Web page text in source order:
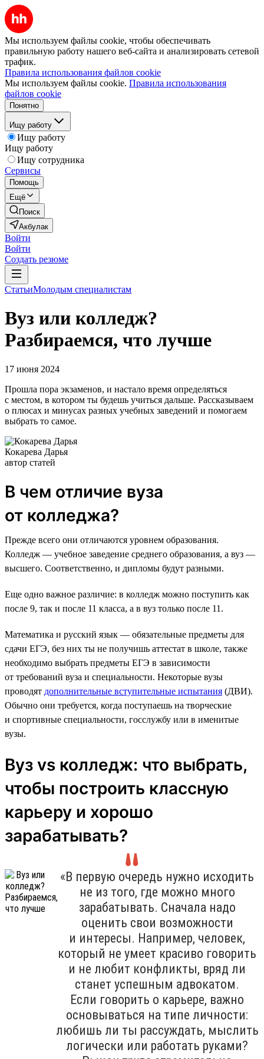
Мы используем файлы cookie, чтобы обеспечивать
правильную работу нашего веб-сайта и анализировать сетевой
трафик.
Правила использования файлов cookie
Мы используем файлы cookie. Правила использования
файлов cookie
Понятно
Ищу работу
Ищу работу
Ищу работу
Ищу сотрудника
Сервисы
Помощь
Ещё
Поиск
Акбулак
Войти
Войти
Создать резюме
СтатьиМолодым специалистам
Вуз или колледж?
Разбираемся, что лучше
17 июня 2024
Прошла пора экзаменов, и настало время определяться
с местом, в котором ты будешь учиться дальше. Рассказываем
о плюсах и минусах разных учебных заведений и помогаем
выбрать то самое.
Кокарева Дарья
автор статей
В чем отличие вуза
от колледжа?
Прежде всего они отличаются уровнем образования.
Колледж — учебное заведение среднего образования, а вуз —
высшего. Соответственно, и дипломы будут разными.
Еще одно важное различие: в колледж можно поступить как
после 9, так и после 11 класса, а в вуз только после 11.
Математика и русский язык — обязательные предметы для
сдачи ЕГЭ, без них ты не получишь аттестат в школе, также
необходимо выбрать предметы ЕГЭ в зависимости
от требований вуза и специальности. Некоторые вузы
проводят дополнительные вступительные испытания (ДВИ).
Обычно они требуется, когда поступаешь на творческие
и спортивные специальности, госслужбу или в именитые
вузы.
Вуз vs колледж: что выбрать,
чтобы построить классную
карьеру и хорошо
зарабатывать?
«В первую очередь нужно исходить
не из того, где можно много
зарабатывать. Сначала надо
оценить свои возможности
и интересы. Например, человек,
который не умеет красиво говорить
и не любит конфликты, вряд ли
станет успешным адвокатом.
Если говорить о карьере, важно
основываться на типе личности:
любишь ли ты рассуждать, мыслить
логически или работать руками?